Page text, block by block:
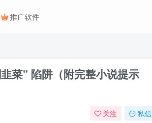
推广软件
菜” 陷阱（附完整小说提示
关注 私信